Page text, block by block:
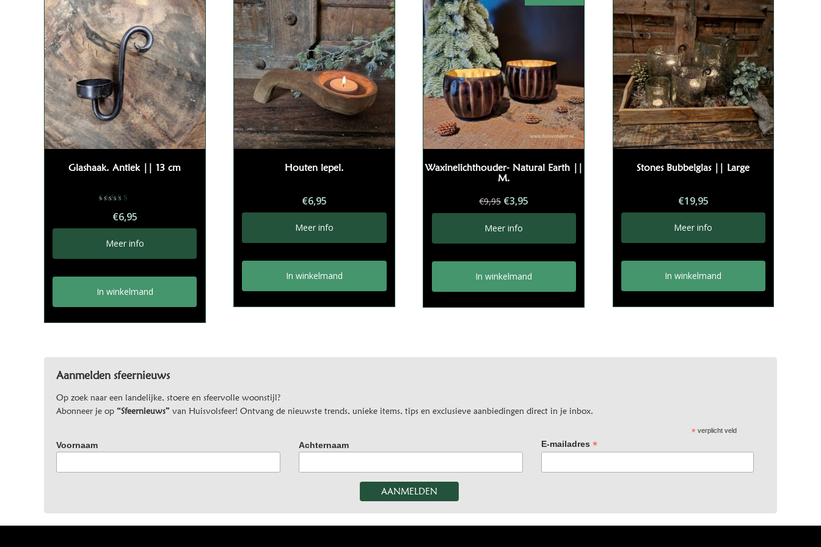
Glashaak. Antiek || 13 cm
5.00
uit 5
€6,95
Meer info
In winkelmand
Houten lepel.
€6,95
Meer info
In winkelmand
Waxinelichthouder- Natural Earth ||
M.
€9,95 Oorspronkelijke
prijs
was:
€9,95.
€3,95
prijs
€3,95.
Meer info
In winkelmand
Stones Bubbelglas || Large
€19,95
Meer info
In winkelmand
Aanmelden sfeernieuws
Op zoek naar een landelijke, stoere en sfeervolle woonstijl?
Abonneer je op “Sfeernieuws” van Huisvolsfeer! Ontvang de nieuwste trends, unieke items, tips en exclusieve aanbiedingen direct in je inbox.
*verplicht veld
Voornaam Achternaam E-mailadres *